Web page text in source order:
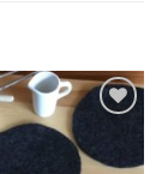
Zum
Wunschzettel
hinzufügen